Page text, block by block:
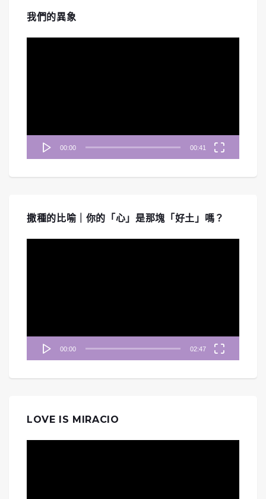
我們的異象
00:00 00:41
撒種的比喻｜你的「心」是那塊「好土」嗎？
00:00 02:47
LOVE IS MIRACIO